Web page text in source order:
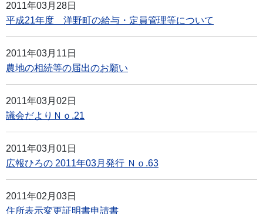
2011年03月28日
平成21年度 洋野町の給与・定員管理等について
2011年03月11日
農地の相続等の届出のお願い
2011年03月02日
議会だよりＮｏ.21
2011年03月01日
広報ひろの 2011年03月発行 Ｎｏ.63
2011年02月03日
住所表示変更証明書申請書